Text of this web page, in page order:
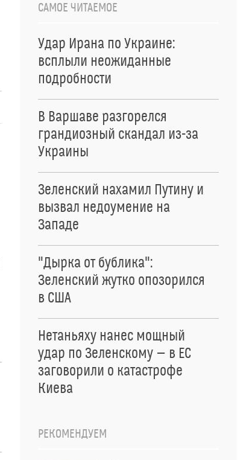
САМОЕ ЧИТАЕМОЕ
Удар Ирана по Украине:
всплыли неожиданные
подробности
В Варшаве разгорелся
грандиозный скандал из-за
Украины
Зеленский нахамил Путину и
вызвал недоумение на
Западе
"Дырка от бублика":
Зеленский жутко опозорился
в США
Нетаньяху нанес мощный
удар по Зеленскому — в ЕС
заговорили о катастрофе
Киева
РЕКОМЕНДУЕМ